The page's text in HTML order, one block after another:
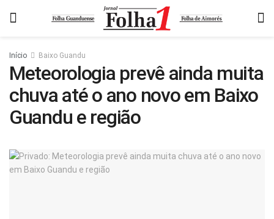
Início Baixo Guandu
Meteorologia prevê ainda muita
chuva até o ano novo em Baixo
Guandu e região